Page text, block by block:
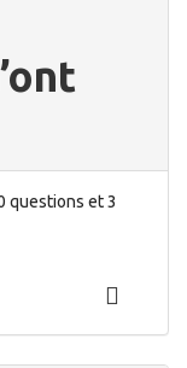
questions et 3